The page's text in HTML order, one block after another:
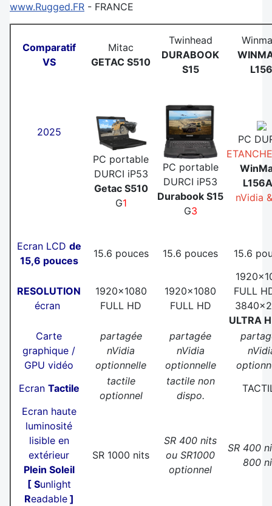
www.Rugged.FR - FRANCE
Comparatif
VS
Mitac
GETAC S510
Twinhead
DURABOOK
S15
L156
2025
PC portable
DURCI iP53
Getac S510
G1
PC portable
DURCI iP53
Durabook S15
G3
PC
nVidia
Ecran LCD de
15,6 pouces
15.6 pouces 15.6 pouces 15.6
RESOLUTION
écran
1920x1080
FULL HD
1920x1080
FULL HD
FULL
ULTRA
Carte
graphique /
GPU vidéo
partagée
nVidia
optionnelle
partagée
nVidia
optionnelle
Ecran Tactile
tactile
optionnel
tactile non
dispo.
Ecran haute
luminosité
lisible en
extérieur
Plein Soleil
[ Sunlight
Readable]
SR 1000 nits
SR 400 nits
ou SR1000
optionnel
SR 400
800